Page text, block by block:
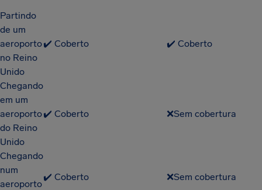
Partindo
de um
aeroporto
no Reino
Unido
✔️ Coberto ✔️ Coberto
Chegando
em um
aeroporto
do Reino
Unido
✔️ Coberto ❌Sem cobertura
Chegando
num
aeroporto
✔️ Coberto ❌Sem cobertura